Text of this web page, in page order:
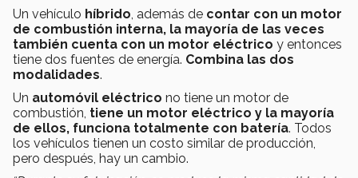
Un vehículo híbrido, además de contar con un motor
de combustión interna, la mayoría de las veces
también cuenta con un motor eléctrico y entonces
tiene dos fuentes de energía. Combina las dos
modalidades.
Un automóvil eléctrico no tiene un motor de
combustión, tiene un motor eléctrico y la mayoría
de ellos, funciona totalmente con batería. Todos
los vehículos tienen un costo similar de producción,
pero después, hay un cambio.